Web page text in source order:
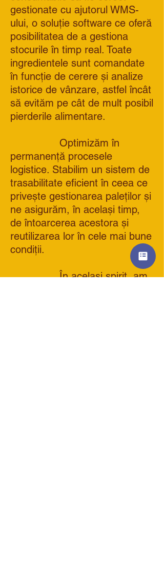
gestionate cu ajutorul WMS-
ului, o soluție software ce oferă
posibilitatea de a gestiona
stocurile în timp real. Toate
ingredientele sunt comandate
în funcție de cerere și analize
istorice de vânzare, astfel încât
să evităm pe cât de mult posibil
pierderile alimentare.
Optimizăm în
permanență procesele
logistice. Stabilim un sistem de
trasabilitate eficient în ceea ce
privește gestionarea paleților și
ne asigurăm, în același timp,
de întoarcerea acestora și
reutilizarea lor în cele mai bune
condiții.
În același spirit, am